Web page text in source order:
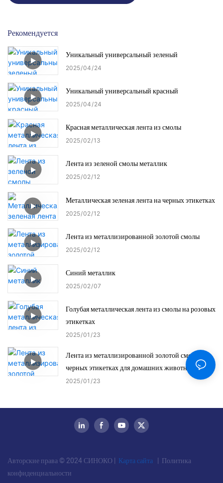
Рекомендуется
Уникальный универсальный зеленый
2025 04 24
Уникальный универсальный красный
2025 04 24
Красная металлическая лента из смолы
2025 02 13
Лента из зеленой смолы металлик
2025 02 12
Металлическая зеленая лента на черных этикетках
2025 02 12
Лента из металлизированной золотой смолы
2025 02 12
Синий металлик
2025 02 07
Голубая металлическая лента из смолы на розовых
этикетках
2025 01 23
Лента из металлизированной золотой смолы на
черных этикетках для домашних животных
2025 01 23
Авторские права © 2024 СИНОКО | Карта сайта | Политика
конфиденциальности